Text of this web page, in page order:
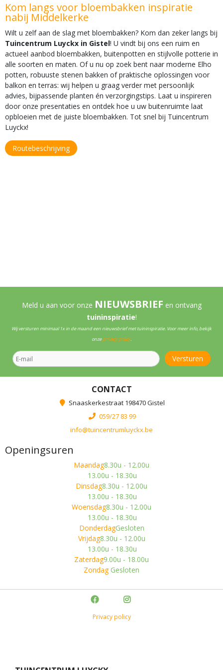
Kom langs voor bloembakken inspiratie
nabij Middelkerke
Wilt u zelf aan de slag met bloembakken? Kom dan zeker langs bij
Tuincentrum Luyckx in Gistel! U vindt bij ons een ruim en
actueel aanbod bloembakken, buitenpotten en stijlvolle potterie in
alle soorten en maten. Of u nu op zoek bent naar moderne Elho
potten, robuuste stenen bakken of praktische oplossingen voor
balkon en terras: wij helpen u graag verder met persoonlijk
advies, bijpassende planten én verzorgingstips. Laat u inspireren
door onze presentaties en ontdek hoe u uw buitenruimte laat
opbloeien met de juiste bloembakken. Tot snel bij Tuincentrum
Luyckx!
Routebeschrijving
Meld u aan voor onze NIEUWSBRIEF en ontvang
tuininspiratie!
Wij versturen minimaal 1x in de maand een nieuwsbrief met tuininspiratie. Voor meer info, bekijk
onzeprivacy policy.
CONTACT
Snaaskerkestraat 198470 Gistel
059/27 83 99
info@tuincentrumluyckx.be
Openingsuren
Maandag8.30u - 12.00u
13.00u - 18.30u
Dinsdag8.30u - 12.00u
13.00u - 18.30u
Woensdag8.30u - 12.00u
13.00u - 18.30u
DonderdagGesloten
Vrijdag8.30u - 12.00u
13.00u - 18.30u
Zaterdag9.00u - 18.00u
Zondag Gesloten
Privacy policy